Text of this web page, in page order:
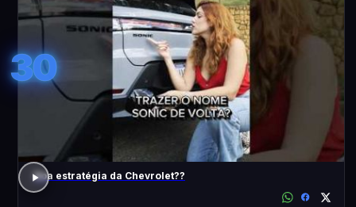
30
Boa estratégia da Chevrolet??